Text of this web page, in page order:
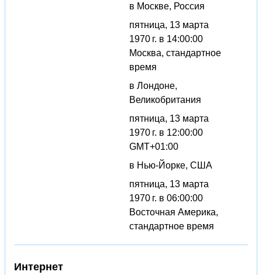
в Москве, Россия
пятница, 13 марта
1970 г. в 14:00:00
Москва, стандартное
время
в Лондоне,
Великобритания
пятница, 13 марта
1970 г. в 12:00:00
GMT+01:00
в Нью-Йорке, США
пятница, 13 марта
1970 г. в 06:00:00
Восточная Америка,
стандартное время
Интернет